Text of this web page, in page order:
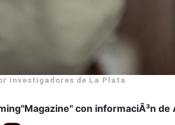
investigadores de La Plata
con informaciÃ³n de